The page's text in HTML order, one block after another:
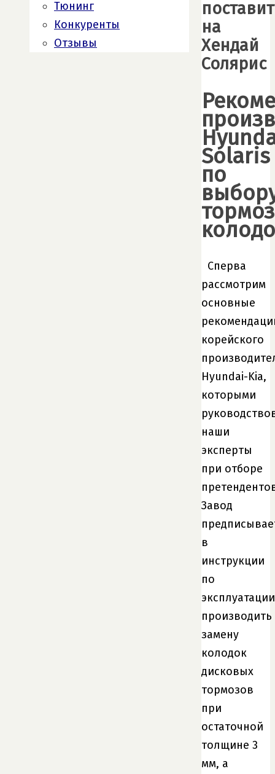
на
Хендай
Солярис
Solaris
по
Сперва
рассмотрим
основные
корейского
Hyundai-Kia,
которыми
наши
эксперты
при отборе
Завод
в
инструкции
по
эксплуатации
производить
замену
колодок
дисковых
тормозов
при
остаточной
толщине 3
мм, а
Тюнинг
Конкуренты
Отзывы